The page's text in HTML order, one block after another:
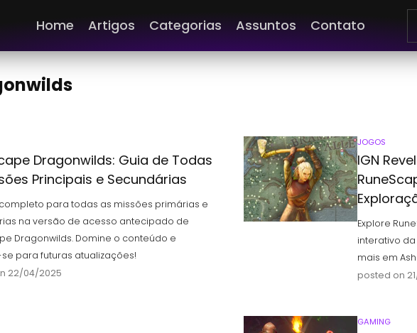
Home Artigos Categorias Assuntos Contato
Dragonwilds: Guia de Todas
Principais e Secundárias
para todas as missões primárias e
na versão de acesso antecipado de
Dragonwilds. Domine o conteúdo e
para futuras atualizações!
22/04/2025
JOGOS
IGN
Explore
interativo da
mais em
posted on
GAMING